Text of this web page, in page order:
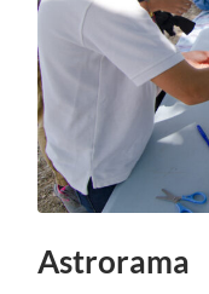
Astrorama